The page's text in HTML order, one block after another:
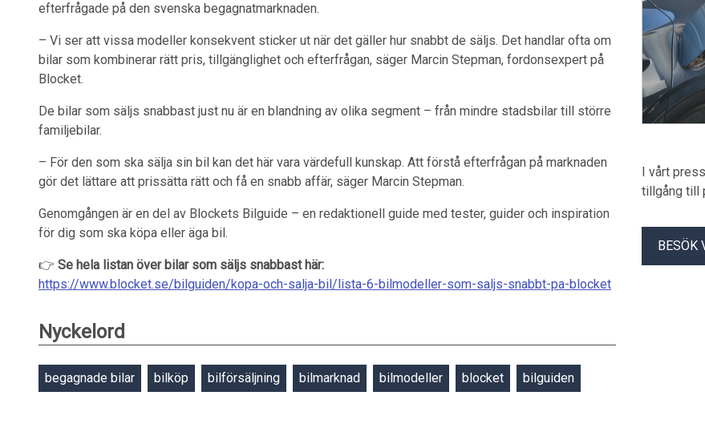
efterfrågade på den svenska begagnatmarknaden.
– Vi ser att vissa modeller konsekvent sticker ut när det gäller hur snabbt de säljs. Det handlar ofta om
bilar som kombinerar rätt pris, tillgänglighet och efterfrågan, säger Marcin Stepman, fordonsexpert på
Blocket.
De bilar som säljs snabbast just nu är en blandning av olika segment – från mindre stadsbilar till större
familjebilar.
– För den som ska sälja sin bil kan det här vara värdefull kunskap. Att förstå efterfrågan på marknaden
gör det lättare att prissätta rätt och få en snabb affär, säger Marcin Stepman.
Genomgången är en del av Blockets Bilguide – en redaktionell guide med tester, guider och inspiration
för dig som ska köpa eller äga bil.
👉 Se hela listan över bilar som säljs snabbast här:
https://www.blocket.se/bilguiden/kopa-och-salja-bil/lista-6-bilmodeller-som-saljs-snabbt-pa-blocket
Nyckelord
begagnade bilar bilköp bilförsäljning bilmarknad bilmodeller blocket bilguiden
I vårt
tillgång till
BESÖK